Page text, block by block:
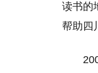
读书的
帮助四